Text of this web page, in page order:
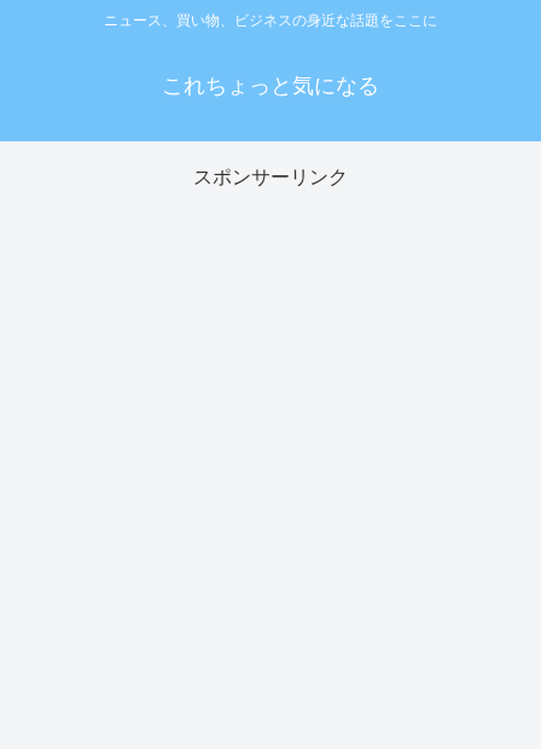
ニュース、買い物、ビジネスの身近な話題をここに
これちょっと気になる
スポンサーリンク